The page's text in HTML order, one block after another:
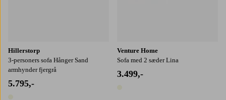
Hillerstorp
3-personers sofa Hånger Sand
armhynder fjergrå
5.795,-
Venture Home
Sofa med 2 sæder Lina
3.499,-